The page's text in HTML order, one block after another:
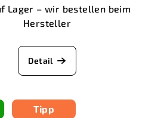
Lager – wir bestellen beim
Hersteller
Detail
Tipp